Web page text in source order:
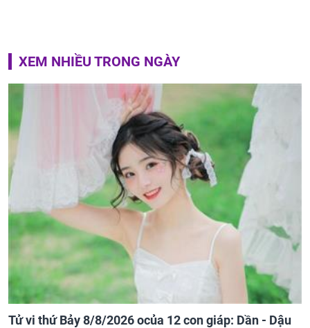
XEM NHIỀU TRONG NGÀY
Tử vi thứ Bảy 8/8/2026 ocủa 12 con giáp: Dần - Dậu